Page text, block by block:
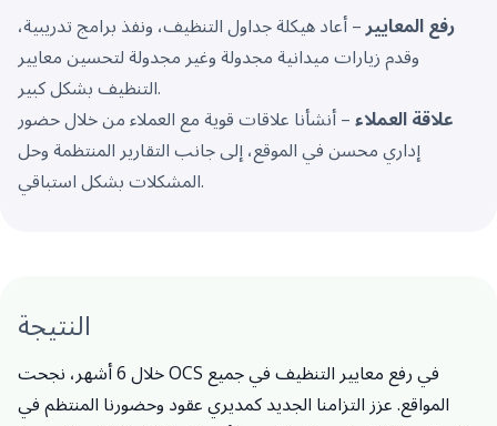
رفع المعايير – أعاد هيكلة جداول التنظيف، ونفذ برامج تدريبية،
وقدم زيارات ميدانية مجدولة وغير مجدولة لتحسين معايير
التنظيف بشكل كبير.
علاقة العملاء – أنشأنا علاقات قوية مع العملاء من خلال حضور
إداري محسن في الموقع، إلى جانب التقارير المنتظمة وحل
المشكلات بشكل استباقي.
النتيجة
خلال 6 أشهر، نجحت OCS في رفع معايير التنظيف في جميع
المواقع. عزز التزامنا الجديد كمديري عقود وحضورنا المنتظم في